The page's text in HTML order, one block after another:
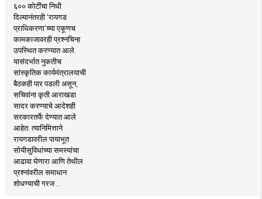
६०० कोटींचा निधी
दिल्यानंतरही ‘रायगड
प्राधिकरणा’च्या एकूणच
कामकाजावरही प्रश्नचिन्ह
उपस्थित करण्यात आले.
यासंदर्भात नुकतीच
सांस्कृतिक कार्यमंत्रालयाची
बैठकही पार पडली असून,
सचिवांना कृती आराखडा
सादर करण्याचे आदेशही
सरकारतर्फे देण्यात आले
आहेत. त्यानिमित्ताने
रायगडावरील पायाभूत
सोयीसुविधांच्या समस्यांचा
आढावा घेणारा आणि तेथील
प्रश्नांवरील समाधान
शोधण्याची गरज ..